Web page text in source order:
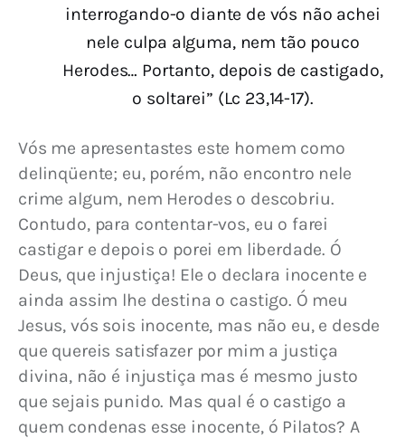
interrogando-o diante de vós não achei
nele culpa alguma, nem tão pouco
Herodes… Portanto, depois de castigado,
o soltarei” (Lc 23,14-17).
Vós me apresentastes este homem como
delinqüente; eu, porém, não encontro nele
crime algum, nem Herodes o descobriu.
Contudo, para contentar-vos, eu o farei
castigar e depois o porei em liberdade. Ó
Deus, que injustiça! Ele o declara inocente e
ainda assim lhe destina o castigo. Ó meu
Jesus, vós sois inocente, mas não eu, e desde
que quereis satisfazer por mim a justiça
divina, não é injustiça mas é mesmo justo
que sejais punido. Mas qual é o castigo a
quem condenas esse inocente, ó Pilatos? A